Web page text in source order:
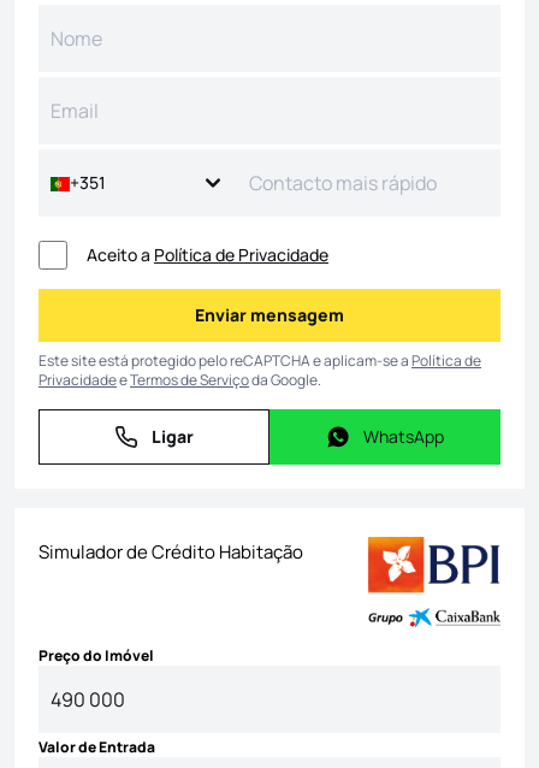
+351
Aceito a Política de Privacidade
Enviar mensagem
Enviar mensagem
Este site está protegido pelo reCAPTCHA e aplicam-se aPolítica de
PrivacidadeeTermos de Serviçoda Google.
Ligar
Ligar WhatsApp
WhatsApp
Simulador de Crédito Habitação
Preço do Imóvel
Valor de Entrada